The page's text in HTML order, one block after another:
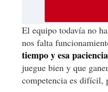
El equipo todavía no
nos falta
tiempo y esa
juegue bien y que
competencia es difícil,